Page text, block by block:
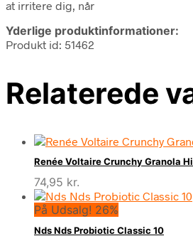
at irritere dig, når
Yderlige produktinformationer:
Produkt id: 51462
Relaterede
Renée Voltaire Crunchy Granola
74,95 kr.
På Udsalg! 26%
Nds Nds Probiotic Classic 10